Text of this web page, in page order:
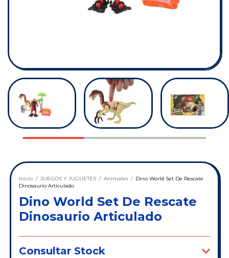
Inicio / JUEGOS Y JUGUETES / Animales / Dino World Set De Rescate
Dinosaurio Articulado
Dino World Set De Rescate
Dinosaurio Articulado
Consultar Stock